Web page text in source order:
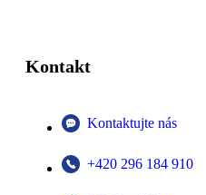
Kontakt
Kontaktujte nás
+420 296 184 910